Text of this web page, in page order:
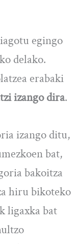
egingo
delako.
erabaki
izango dira.
izango ditu,
bat,
bakoitza
hiru bikoteko
ligaxka bat